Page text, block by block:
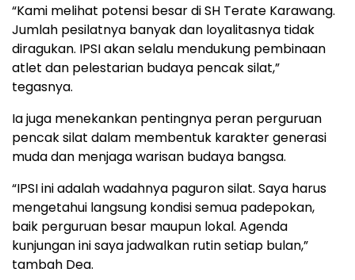
“Kami melihat potensi besar di SH Terate Karawang.
Jumlah pesilatnya banyak dan loyalitasnya tidak
diragukan. IPSI akan selalu mendukung pembinaan
atlet dan pelestarian budaya pencak silat,”
tegasnya.
Ia juga menekankan pentingnya peran perguruan
pencak silat dalam membentuk karakter generasi
muda dan menjaga warisan budaya bangsa.
“IPSI ini adalah wadahnya paguron silat. Saya harus
mengetahui langsung kondisi semua padepokan,
baik perguruan besar maupun lokal. Agenda
kunjungan ini saya jadwalkan rutin setiap bulan,”
tambah Dea.